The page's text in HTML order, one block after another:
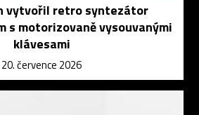
vytvořil retro syntezátor
s motorizovaně vysouvanými
klávesami
20. července 2026